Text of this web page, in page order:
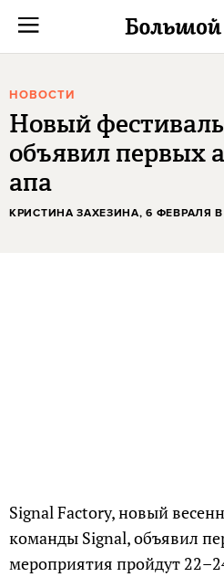
НОВОСТИ
Новый
объявил первых
апа
КРИСТИНА ЗАХЕЗИНА, 6 ФЕВРАЛЯ В
Signal Factory, новый
команды Signal, объявил
мероприятия пройдут